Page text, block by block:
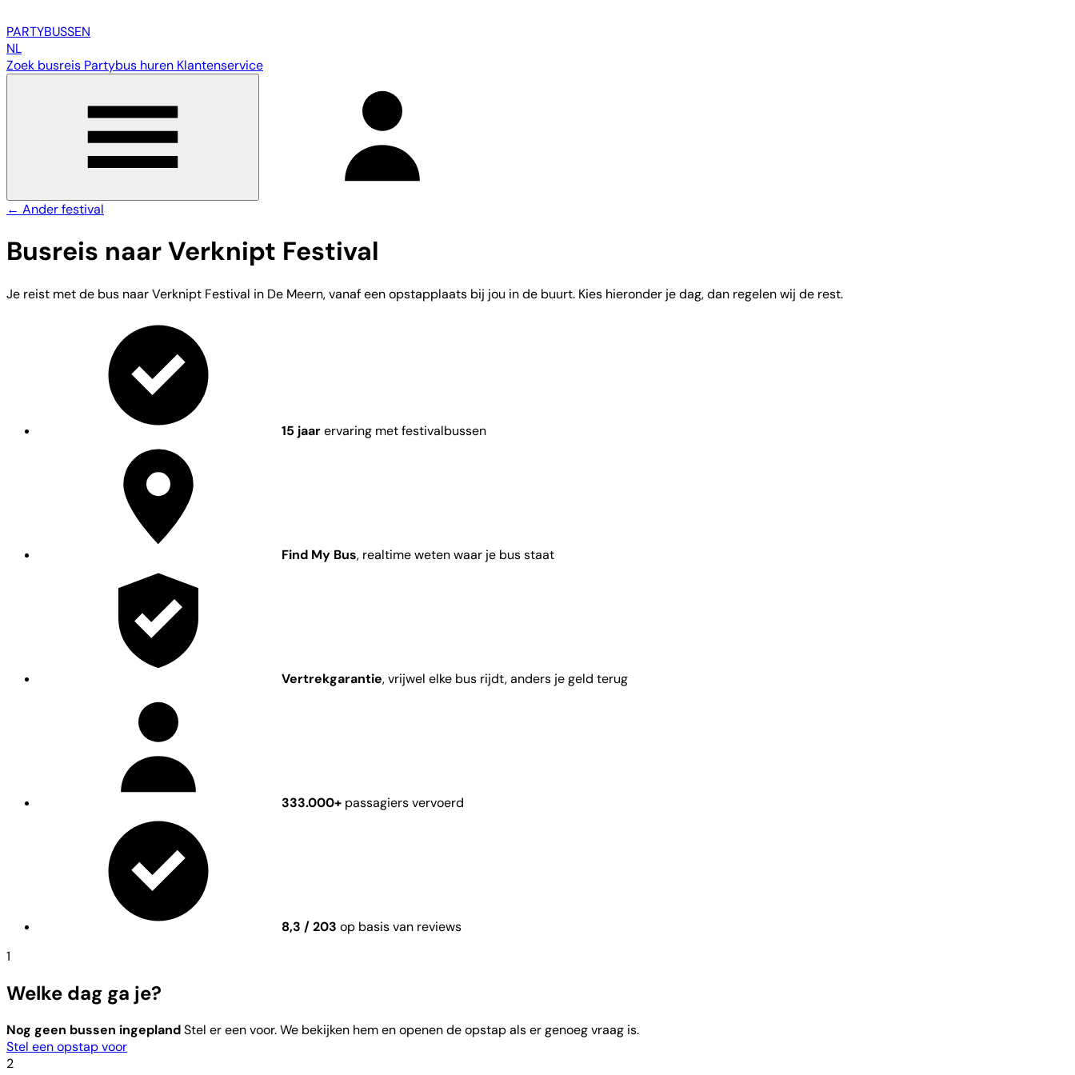
PARTYBUSSEN
NL
Zoek busreis Partybus huren Klantenservice
← Ander festival
Busreis naar Verknipt Festival
Je reist met de bus naar Verknipt Festival in De Meern, vanaf een opstapplaats bij jou in de buurt. Kies hieronder je dag, dan regelen wij de rest.
15 jaarervaring met festivalbussen
Find My Bus, realtime weten waar je bus staat
Vertrekgarantie, vrijwel elke bus rijdt, anders je geld terug
333.000+ passagiers vervoerd
8,3 / 203 op basis van reviews
1
Welke dag ga je?
Nog geen bussen ingeplandStel er een voor. We bekijken hem en openen de opstap als er genoeg vraag is.
Stel een opstap voor
2